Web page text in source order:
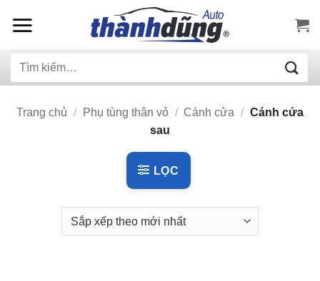
qua
dung
Tìm
Trang chủ / Phụ tùng thân vỏ / Cánh cửa / Cánh cửa
sau
LỌC